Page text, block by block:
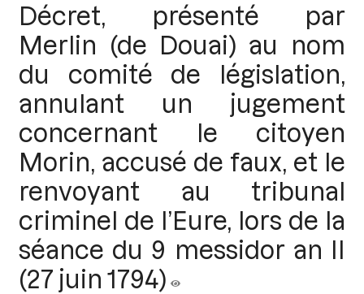
Décret, présenté par
Merlin (de Douai) au nom
du comité de législation,
annulant un jugement
concernant le citoyen
Morin, accusé de faux, et le
renvoyant au tribunal
criminel de l’Eure, lors de la
séance du 9 messidor an II
(27 juin 1794)